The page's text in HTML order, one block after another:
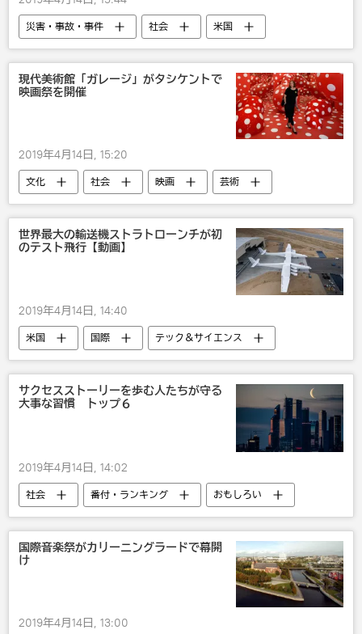
災害・事故・事件 社会
米国
国際
沖縄 国内
自殺
警察
アメリカ軍
現代美術館「ガレージ」がタシケントで
映画祭を開催
2019年4月14日, 15:20
文化 社会 映画 芸術
世界最大の輸送機ストラトローンチが初
のテスト飛行【動画】
2019年4月14日, 14:40
米国 国際
テック＆サイエンス
社会
飛行機 宇宙
サクセスストーリーを歩む人たちが守る
大事な習慣 トップ６
2019年4月14日, 14:02
社会 番付・ランキング おもしろい
国際音楽祭がカリーニングラードで幕開
け
2019年4月14日, 13:00